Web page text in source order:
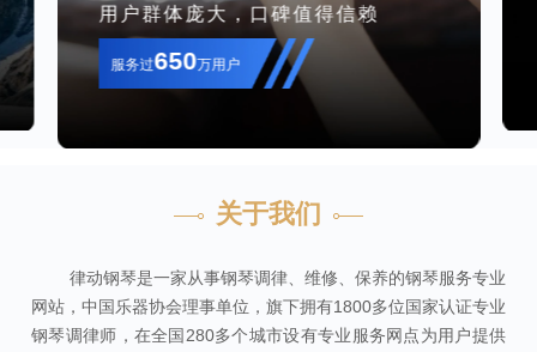
用户群体庞大，口碑值得信赖
服务过650万用户
关于我们
律动钢琴是一家从事钢琴调律、维修、保养的钢琴服务专业
网站，中国乐器协会理事单位，旗下拥有1800多位国家认证专业
钢琴调律师，在全国280多个城市设有专业服务网点为用户提供